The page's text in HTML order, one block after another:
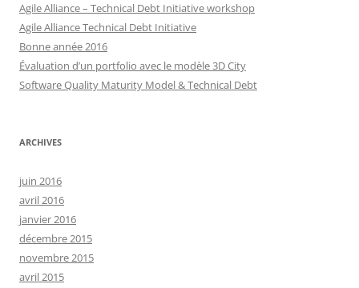
Agile Alliance – Technical Debt Initiative workshop
Agile Alliance Technical Debt Initiative
Bonne année 2016
Évaluation d’un portfolio avec le modèle 3D City
Software Quality Maturity Model & Technical Debt
ARCHIVES
juin 2016
avril 2016
janvier 2016
décembre 2015
novembre 2015
avril 2015